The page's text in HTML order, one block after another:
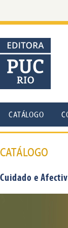
CATÁLOGO
CATÁLOGO
Cuidado e